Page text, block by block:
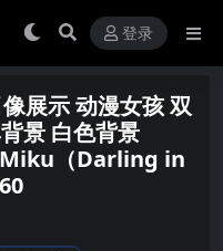
登录
展示 动漫女孩 双
景 白色背景
（Darling in